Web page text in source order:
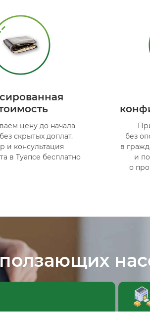
цену до начала
скрытых доплат.
и консультация
в Туапсе бесплатно
без
в
и
о